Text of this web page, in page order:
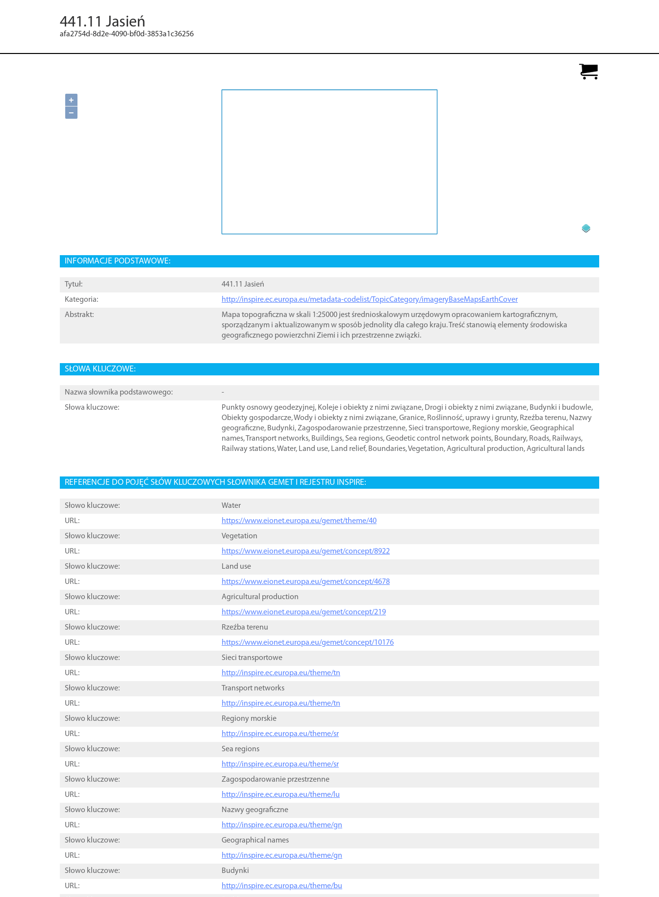
441.11 Jasień
afa2754d-8d2e-4090-bf0d-3853a1c36256
+
−
INFORMACJE PODSTAWOWE:
Tytuł:
441.11 Jasień
Kategoria:
http://inspire.ec.europa.eu/metadata-codelist/TopicCategory/imageryBaseMapsEarthCover
Abstrakt:
Mapa topograficzna w skali 1:25000 jest średnioskalowym urzędowym opracowaniem kartograficznym,
sporządzanym i aktualizowanym w sposób jednolity dla całego kraju. Treść stanowią elementy środowiska
geograficznego powierzchni Ziemi i ich przestrzenne związki.
SŁOWA KLUCZOWE:
Nazwa słownika podstawowego:
-
Słowa kluczowe:
Punkty osnowy geodezyjnej, Koleje i obiekty z nimi związane, Drogi i obiekty z nimi związane, Budynki i budowle,
Obiekty gospodarcze,Wody i obiekty z nimi związane,Granice, Roślinność, uprawy i grunty, Rzeźba terenu, Nazwy
geograficzne, Budynki,Zagospodarowanie przestrzenne, Sieci transportowe, Regiony morskie,Geographical
names,Transport networks, Buildings, Sea regions,Geodetic control network points, Boundary, Roads, Railways,
Railway stations,Water, Land use, Land relief, Boundaries,Vegetation,Agricultural production,Agricultural lands
REFERENCJE DO POJĘĆ SŁÓW KLUCZOWYCH SŁOWNIKA GEMET I REJESTRU INSPIRE:
Słowo kluczowe:
Water
URL:
https://www.eionet.europa.eu/gemet/theme/40
Słowo kluczowe:
Vegetation
URL:
https://www.eionet.europa.eu/gemet/concept/8922
Słowo kluczowe:
Land use
URL:
https://www.eionet.europa.eu/gemet/concept/4678
Słowo kluczowe:
Agricultural production
URL:
https://www.eionet.europa.eu/gemet/concept/219
Słowo kluczowe:
Rzeźba terenu
URL:
https://www.eionet.europa.eu/gemet/concept/10176
Słowo kluczowe:
Sieci transportowe
URL:
http://inspire.ec.europa.eu/theme/tn
Słowo kluczowe:
Transport networks
URL:
http://inspire.ec.europa.eu/theme/tn
Słowo kluczowe:
Regiony morskie
URL:
http://inspire.ec.europa.eu/theme/sr
Słowo kluczowe:
Sea regions
URL:
http://inspire.ec.europa.eu/theme/sr
Słowo kluczowe:
Zagospodarowanie przestrzenne
URL:
http://inspire.ec.europa.eu/theme/lu
Słowo kluczowe:
Nazwy geograficzne
URL:
http://inspire.ec.europa.eu/theme/gn
Słowo kluczowe:
Geographical names
URL:
http://inspire.ec.europa.eu/theme/gn
Słowo kluczowe:
Budynki
URL:
http://inspire.ec.europa.eu/theme/bu